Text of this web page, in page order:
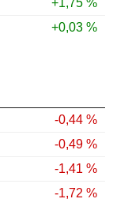
+1,75 %
+0,03 %
-0,44 %
-0,49 %
-1,41 %
-1,72 %